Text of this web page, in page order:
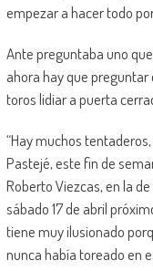
empezar a hacer todo por
Ante preguntaba uno
ahora hay que
toros lidiar a puerta
“Hay muchos
Pastejé, este fin de
Roberto Viezcas, en la
sábado 17 de abril
tiene muy ilusionado
nunca había toreado en